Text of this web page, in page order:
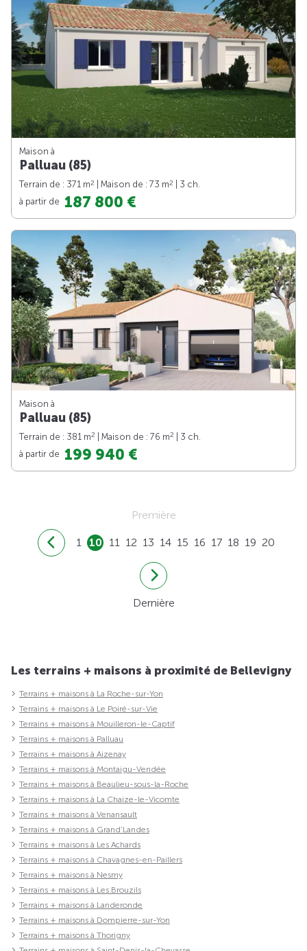
Maison à
Palluau (85)
Terrain de : 371 m2 | Maison de : 73 m2
| 3 ch.
à partir de 187 800 €
Maison à
Palluau (85)
Terrain de : 381 m2 | Maison de : 76 m2
| 3 ch.
à partir de 199 940 €
Première
1 10 11 12 13 14 15 16 17 18 19 20
Dernière
Les terrains + maisons à proximité de Bellevigny
Terrains + maisons à La Roche-sur-Yon
Terrains + maisons à Le Poiré-sur-Vie
Terrains + maisons à Mouilleron-le-Captif
Terrains + maisons à Palluau
Terrains + maisons à Aizenay
Terrains + maisons à Montaigu-Vendée
Terrains + maisons à Beaulieu-sous-la-Roche
Terrains + maisons à La Chaize-le-Vicomte
Terrains + maisons à Venansault
Terrains + maisons à Grand'Landes
Terrains + maisons à Les Achards
Terrains + maisons à Chavagnes-en-Paillers
Terrains + maisons à Nesmy
Terrains + maisons à Les Brouzils
Terrains + maisons à Landeronde
Terrains + maisons à Dompierre-sur-Yon
Terrains + maisons à Thorigny